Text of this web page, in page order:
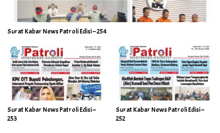
Surat Kabar News Patroli Edisi – 254
Surat Kabar News Patroli Edisi –
253
Surat Kabar News Patroli Edisi –
252